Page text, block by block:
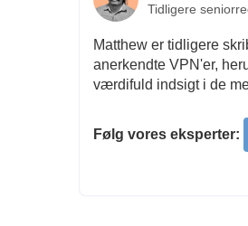
Tidligere
Matthew er tidligere
anerkendte VPN'er,
værdifuld indsigt i de
Følg vores eksperter: